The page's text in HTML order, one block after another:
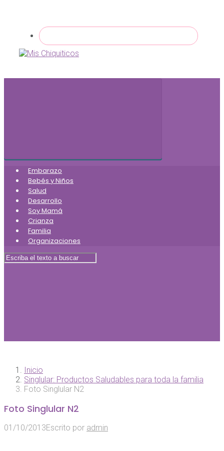
Embarazo
Bebés y Niños
Salud
Desarrollo
Soy Mamá
Crianza
Familia
Organizaciones
Inicio
Singlular: Productos Saludables para toda la familia
Foto Singlular N2
Foto Singlular N2
01/10/2013Escrito por admin